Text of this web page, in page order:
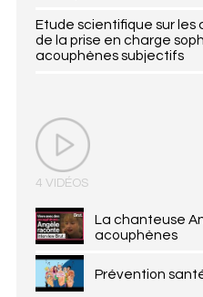
Etude scientifique sur
de la prise en charge
acouphènes subjectifs
4 VIDÉOS
La chanteuse
acouphènes
Prévention